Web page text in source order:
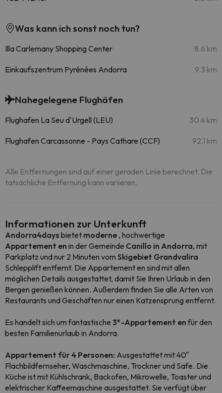
Was kann ich sonst noch tun?
Illa Carlemany Shopping Center 8.6 km
Einkaufszentrum Pyrénées Andorra 9.3 km
Nahegelegene Flughäfen
Flughafen La Seu d'Urgell (LEU) 30.4 km
Flughafen Carcassonne - Pays Cathare (CCF) 92.1 km
Alle Entfernungen sind auf einer geraden Linie berechnet. Die
tatsächliche Entfernung kann variieren.
Informationen zur Unterkunft
Andorra4days bietet moderne , hochwertige
Appartement en in der Gemeinde Canillo in Andorra, mit
Parkplatz und nur 2 Minuten vom Skigebiet Grandvalira
Schlepplift entfernt. Die Appartement en sind mit allen
möglichen Details ausgestattet, damit Sie Ihren Urlaub in den
Bergen genießen können. Außerdem finden Sie alle Arten von
Restaurants und Geschäften nur einen Katzensprung entfernt.
Es handelt sich um fantastische 3*-Appartement enfür den
besten Familienurlaub in Andorra.
Appartement für 4 Personen: Ausgestattet mit 40"
Flachbildfernseher, Waschmaschine, Trockner und Safe. Die
Küche ist mit Kühlschrank, Backofen, Mikrowelle, Toaster und
elektrischer Kaffeemaschine ausgestattet. Sie verfügt über